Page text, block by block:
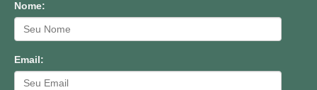
Nome:
Email: